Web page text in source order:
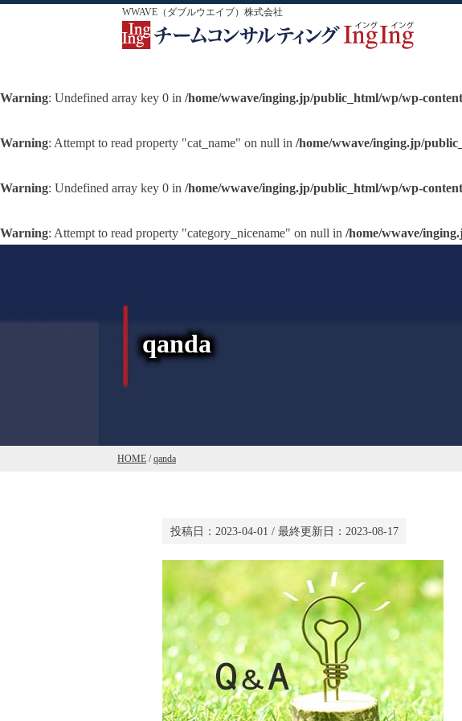
WWAVE（ダブルウエイブ）株式会社
Warning: Undefined array key 0 in /home/wwave/inging.jp/public_html/wp/wp-
Warning: Attempt to read property "cat_name" on null in /home/wwave/inging.jp/
Warning: Undefined array key 0 in /home/wwave/inging.jp/public_html/wp/wp-
Warning: Attempt to read property "category_nicename" on null in /home/wwave/
qanda
HOME /qanda
投稿日： 2023-04-01 / 最終更新日： 2023-08-17